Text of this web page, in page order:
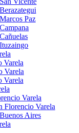
Paz
Varela
Varela
Varela
Varela
Florencio Varela
Aires